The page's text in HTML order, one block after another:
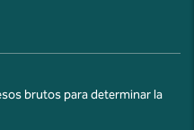
brutos para determinar la